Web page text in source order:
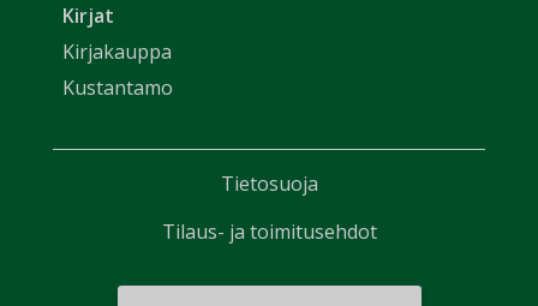
Kirjat
Kirjakauppa
Kustantamo
Tietosuoja
Tilaus- ja toimitusehdot